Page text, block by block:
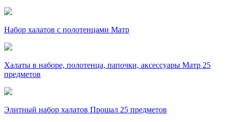
Набор халатов с полотенцами Матр
Халаты в наборе, полотенца, папочки, аксессуары Матр 25
предметов
Элитный набор халатов Прошал 25 предметов